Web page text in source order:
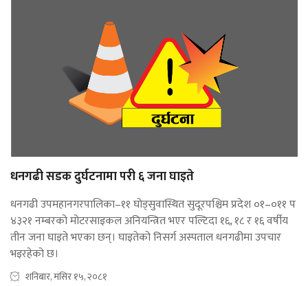
धनगढी सडक दुर्घटनामा परी ६ जना घाइते
धनगढी उपमहानगरपालिका–११ घोड्सुवास्थित सुदूरपश्चिम प्रदेश ०१–०११ प
४३२१ नम्बरको मोटरसाइकल अनियन्त्रित भएर पल्टिदा १६, १८ र १६ वर्षीय
तीन जना घाइते भएका छन्। घाइतेको निसर्ग अस्पताल धनगढीमा उपचार
भइरहेको छ।
शनिबार, मंसिर १५, २०८१